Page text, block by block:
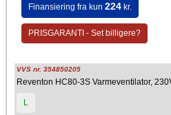
Finansiering fra kun 224kr.
PRISGARANTI - Set billigere?
VVS nr. 354850205
Reventon HC80-3S Varmeventilator,
L